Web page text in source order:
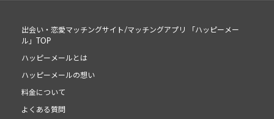
出会い・恋愛マッチングサイト/マッチングアプリ 「ハッピーメー
ル」TOP
ハッピーメールとは
ハッピーメールの想い
料金について
よくある質問